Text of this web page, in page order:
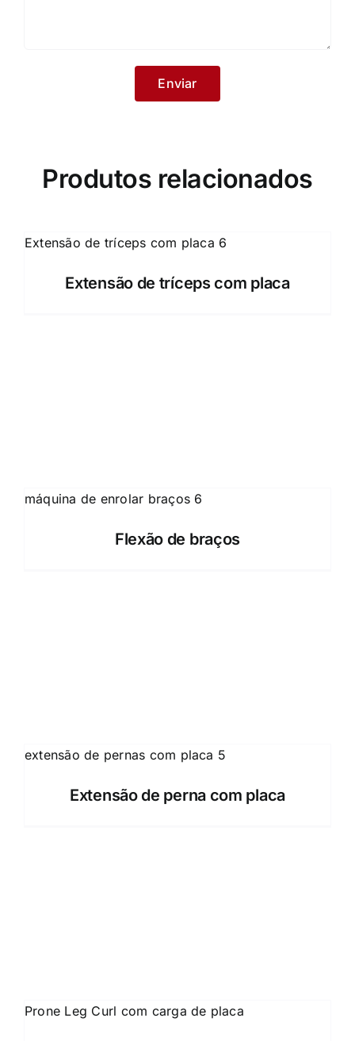
Produtos relacionados
Extensão de tríceps com placa
Flexão de braços
Extensão de perna com placa